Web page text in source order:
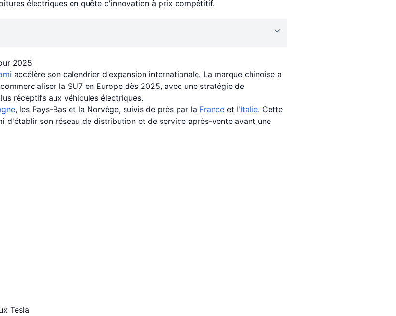
électriques en quête d'innovation à prix compétitif.
2025
accélère son calendrier d'expansion internationale. La marque chinoise a
la SU7 en Europe dès 2025, avec une stratégie de
réceptifs aux véhicules électriques.
, les Pays-Bas et la Norvège, suivis de près par la France et l'Italie. Cette
d'établir son réseau de distribution et de service après-vente avant une
Tesla